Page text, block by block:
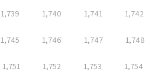
1,739 1,740 1,741 1,742
1,745 1,746 1,747 1,748
1,751 1,752 1,753 1,754